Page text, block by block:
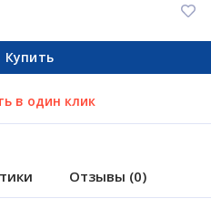
Купить
в один клик
Отзывы (0)